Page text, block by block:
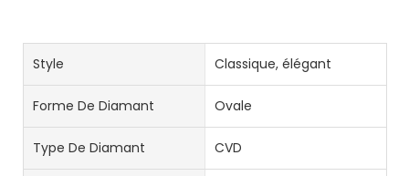
Style Classique, élégant
Forme De Diamant Ovale
Type De Diamant CVD